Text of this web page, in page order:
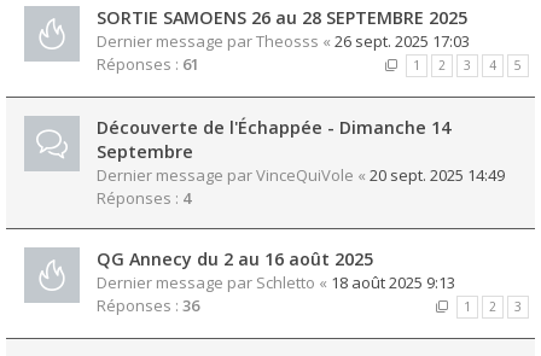
SORTIE SAMOENS 26 au 28 SEPTEMBRE 2025
Dernier message parTheosss « 26 sept. 2025 17:03
Réponses : 61 1 2 3 4 5
Découverte de l'Échappée - Dimanche 14
Septembre
Dernier message parVinceQuiVole « 20 sept. 2025 14:49
Réponses : 4
QG Annecy du 2 au 16 août 2025
Dernier message par Schletto « 18 août 2025 9:13
Réponses : 36 1 2 3